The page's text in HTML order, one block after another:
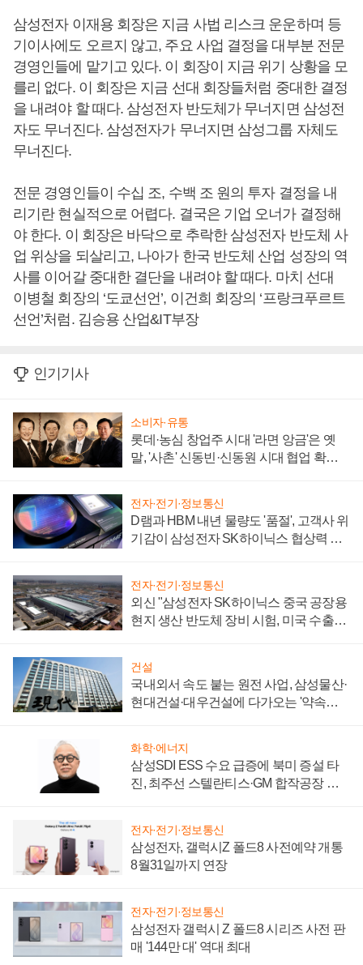
삼성전자 이재용 회장은 지금 사법 리스크 운운하며 등
기이사에도 오르지 않고, 주요 사업 결정을 대부분 전문
경영인들에 맡기고 있다. 이 회장이 지금 위기 상황을 모
를리 없다. 이 회장은 지금 선대 회장들처럼 중대한 결정
을 내려야 할 때다. 삼성전자 반도체가 무너지면 삼성전
자도 무너진다. 삼성전자가 무너지면 삼성그룹 자체도
무너진다.
전문 경영인들이 수십 조, 수백 조 원의 투자 결정을 내
리기란 현실적으로 어렵다. 결국은 기업 오너가 결정해
야 한다. 이 회장은 바닥으로 추락한 삼성전자 반도체 사
업 위상을 되살리고, 나아가 한국 반도체 산업 성장의 역
사를 이어갈 중대한 결단을 내려야 할 때다. 마치 선대
이병철 회장의 ‘도쿄선언’, 이건희 회장의 ‘프랑크푸르트
선언’처럼. 김승용 산업&IT부장
인기기사
소비자·유통
롯데·농심 창업주 시대 '라면 앙금'은 옛
말, '사촌' 신동빈·신동원 시대 협업 확대
전자·전기·정보통신
D램과 HBM 내년 물량도 '품절', 고객사 위
기감이 삼성전자 SK하이닉스 협상력 더
전자·전기·정보통신
외신 "삼성전자 SK하이닉스 중국 공장용
현지 생산 반도체 장비 시험, 미국 수출통
건설
국내외서 속도 붙는 원전 사업, 삼성물산·
현대건설·대우건설에 다가오는 '약속의
화학·에너지
삼성SDI ESS 수요 급증에 북미 증설 타
진, 최주선 스텔란티스·GM 합작공장 건
전자·전기·정보통신
삼성전자, 갤럭시Z 폴드8 사전예약 개통
8월31일까지 연장
전자·전기·정보통신
삼성전자 갤럭시 Z 폴드8 시리즈 사전 판
매 '144만 대' 역대 최대